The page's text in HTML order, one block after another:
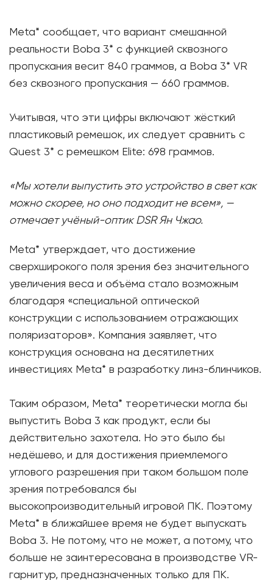
Meta* сообщает, что вариант смешанной
реальности Boba 3* с функцией сквозного
пропускания весит 840 граммов, а Boba 3* VR
без сквозного пропускания — 660 граммов.
Учитывая, что эти цифры включают жёсткий
пластиковый ремешок, их следует сравнить с
Quest 3* с ремешком Elite: 698 граммов.
«Мы хотели выпустить это устройство в свет как
можно скорее, но оно подходит не всем», —
отмечает учёный-оптик DSR Ян Чжао.
Meta* утверждает, что достижение
сверхширокого поля зрения без значительного
увеличения веса и объёма стало возможным
благодаря «специальной оптической
конструкции с использованием отражающих
поляризаторов». Компания заявляет, что
конструкция основана на десятилетних
инвестициях Meta* в разработку линз-блинчиков.
Таким образом, Meta* теоретически могла бы
выпустить Boba 3 как продукт, если бы
действительно захотела. Но это было бы
недёшево, и для достижения приемлемого
углового разрешения при таком большом поле
зрения потребовался бы
высокопроизводительный игровой ПК. Поэтому
Meta* в ближайшее время не будет выпускать
Boba 3. Не потому, что не может, а потому, что
больше не заинтересована в производстве VR-
гарнитур, предназначенных только для ПК.